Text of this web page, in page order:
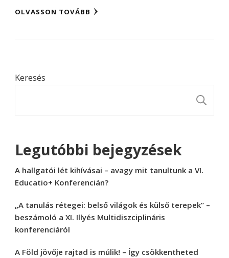
OLVASSON TOVÁBB
Keresés
Legutóbbi bejegyzések
A hallgatói lét kihívásai – avagy mit tanultunk a VI.
Educatio+ Konferencián?
„A tanulás rétegei: belső világok és külső terepek” –
beszámoló a XI. Illyés Multidiszciplináris
konferenciáról
A Föld jövője rajtad is múlik! – Így csökkentheted